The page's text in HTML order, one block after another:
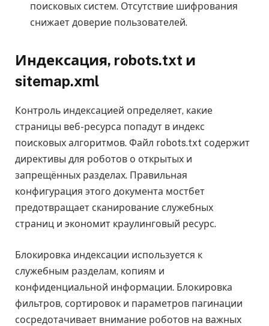
поисковых систем. Отсутствие шифрования
снижает доверие пользователей.
Индексация, robots.txt и
sitemap.xml
Контроль индексацией определяет, какие
страницы веб-ресурса попадут в индекс
поисковых алгоритмов. Файл robots.txt содержит
директивы для роботов о открытых и
запрещённых разделах. Правильная
конфигурация этого документа мостбет
предотвращает сканирование служебных
страниц и экономит краулинговый ресурс.
Блокировка индексации используется к
служебным разделам, копиям и
конфиденциальной информации. Блокировка
фильтров, сортировок и параметров пагинации
сосредотачивает внимание роботов на важных